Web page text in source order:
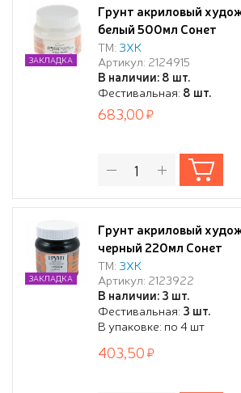
Грунт акриловый
белый 500мл Сонет
ТМ: ЗХК
Артикул: 2124915
В наличии: 8 шт.
Фестивальная: 8 шт.
ЗАКЛАДКА
683,00
Грунт акриловый
черный 220мл Сонет
ТМ: ЗХК
Артикул: 2123922
В наличии: 3 шт.
Фестивальная: 3 шт.
В упаковке: по 4 шт
ЗАКЛАДКА
403,50